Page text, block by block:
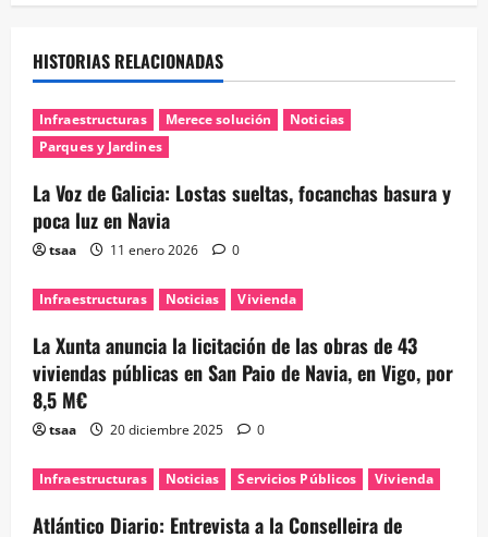
HISTORIAS RELACIONADAS
Infraestructuras Merece solución
Noticias
Parques y Jardines
La Voz de Galicia: Lostas sueltas, focanchas basura y
poca luz en Navia
tsaa 11 enero 2026 0
Infraestructuras Noticias Vivienda
La Xunta anuncia la licitación de las obras de 43
viviendas públicas en San Paio de Navia, en Vigo, por
8,5 M€
tsaa 20 diciembre 2025 0
Infraestructuras Noticias Servicios Públicos Vivienda
Atlántico Diario: Entrevista a la Conselleira de